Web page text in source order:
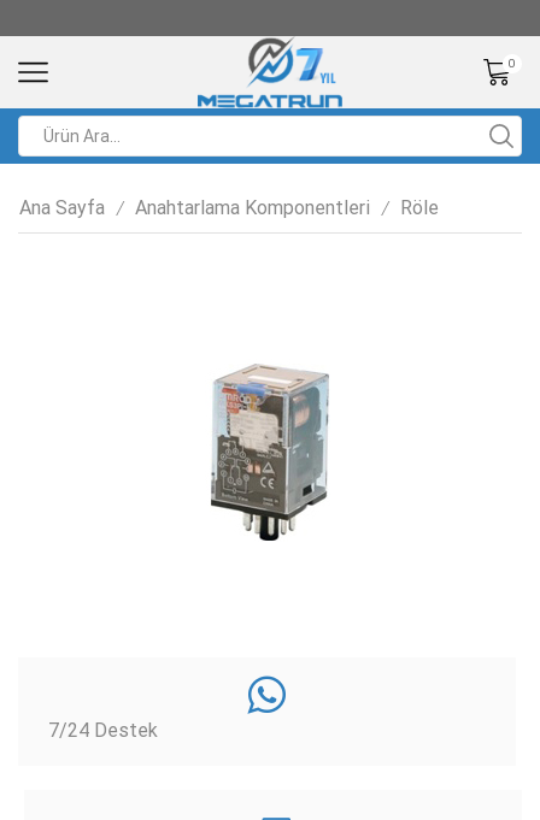
0
Ana Sayfa / Anahtarlama Komponentleri / Röle
7/24 Destek